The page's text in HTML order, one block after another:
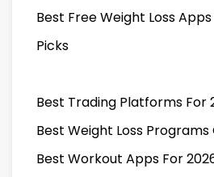
Best Free Weight Loss
Picks
Best Trading Platforms For
Best Weight Loss Programs
Best Workout Apps For